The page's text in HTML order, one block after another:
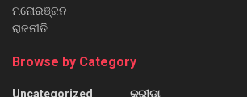
ମନୋରଞ୍ଜନ
ରାଜନୀତି
Browse by Category
Uncategorized କ୍ରୀଡ଼ା